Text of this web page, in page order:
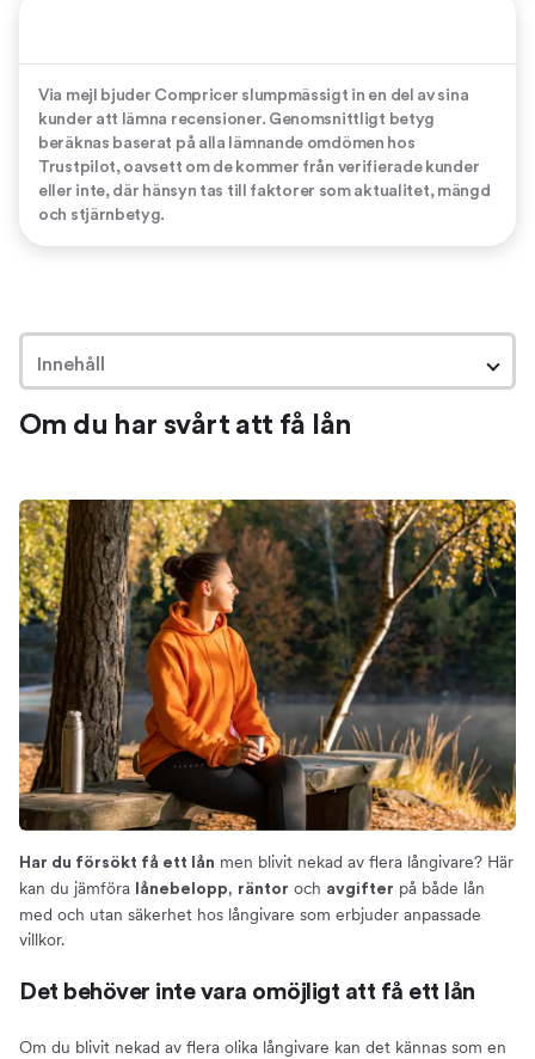
Via mejl bjuder Compricer slumpmässigt in en del av sina
kunder att lämna recensioner. Genomsnittligt betyg
beräknas baserat på alla lämnande omdömen hos
Trustpilot, oavsett om de kommer från verifierade kunder
eller inte, där hänsyn tas till faktorer som aktualitet, mängd
och stjärnbetyg.
Innehåll
Om du har svårt att få lån
Situationer som kan göra det svårt att få ett lån
Få lån trots många kreditupplysningar
Få lån trots betalningsanmärkningar
Få lån utan fast inkomst eller anställning
Förbättra din kreditvärdighet
Risker med lån
Om oss
Om du har svårt att få lån
Har du försökt få ett lån men blivit nekad av flera långivare? Här
kan du jämföra
lånebelopp, räntor och avgifter på både lån
med och utan säkerhet hos långivare som erbjuder anpassade
villkor.
Det behöver inte vara omöjligt att få ett lån
Om du blivit nekad av flera olika långivare kan det kännas som en